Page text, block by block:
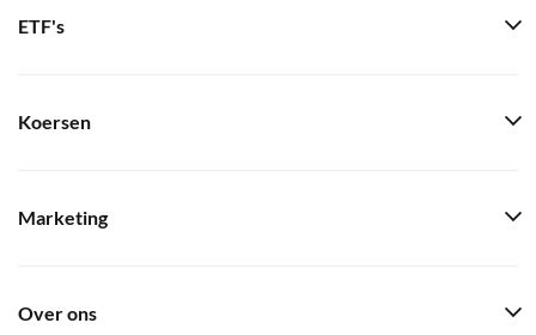
ETF's
Koersen
Marketing
Over ons